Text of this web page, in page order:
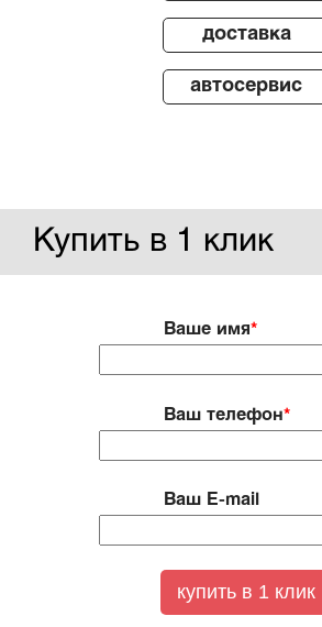
доставка
автосервис
Купить в 1 клик
Ваше имя*
Ваш телефон*
Ваш E-mail